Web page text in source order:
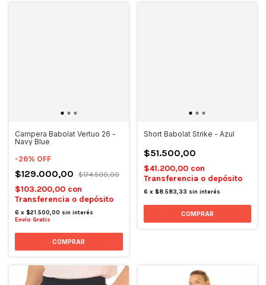
Campera Babolat Vertuo 26 -
Navy Blue
-26% OFF
$129.000,00 $174.500,00
$103.200,00 con
Transferencia o depósito
6 x $21.500,00 sin interés
Envío Gratis
COMPRAR
Short Babolat Strike - Azul
$51.500,00
$41.200,00 con
Transferencia o depósito
6 x $8.583,33 sin interés
COMPRAR